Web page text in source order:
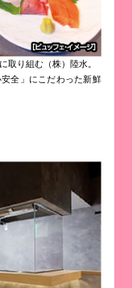
取り組む（株）陸水。
全」にこだわった新鮮